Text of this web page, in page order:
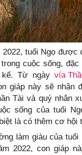
2022, tuổi Ngọ được
cuộc sống,
kể. Từ ngàyvía
giáp này sẽ nhận
Tài và quý nhân
sống của tuổi
là có thêm cơ hội
làm giàu của
2022, con giáp